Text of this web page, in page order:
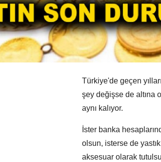
Türkiye'de geçen
şey değişse de altına
aynı kalıyor.
İster banka
olsun, isterse de
aksesuar olarak